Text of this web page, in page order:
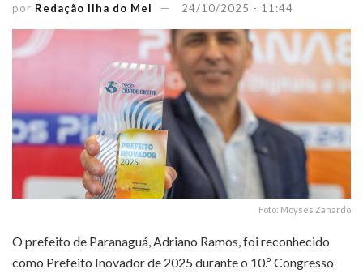
por Redação Ilha do Mel 24/10/2025 - 11:44
Foto: Moysés Zanardo
O prefeito de Paranaguá, Adriano Ramos, foi reconhecido
como Prefeito Inovador de 2025 durante o 10.º Congresso